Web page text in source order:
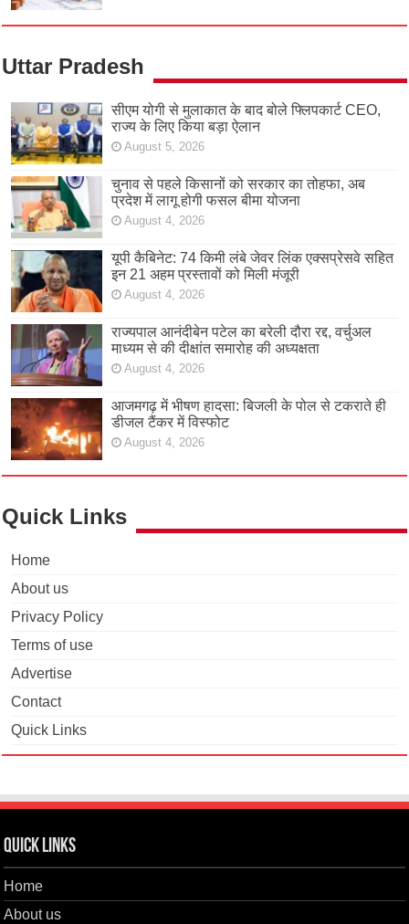
Uttar Pradesh
सीएम योगी से मुलाकात के बाद बोले फ्लिपकार्ट CEO,
राज्य के लिए किया बड़ा ऐलान
August 5, 2026
चुनाव से पहले किसानों को सरकार का तोहफा, अब
प्रदेश में लागू होगी फसल बीमा योजना
August 4, 2026
यूपी कैबिनेट: 74 किमी लंबे जेवर लिंक एक्सप्रेसवे सहित
इन 21 अहम प्रस्तावों को मिली मंजूरी
August 4, 2026
राज्यपाल आनंदीबेन पटेल का बरेली दौरा रद्द, वर्चुअल
माध्यम से की दीक्षांत समारोह की अध्यक्षता
August 4, 2026
आजमगढ़ में भीषण हादसा: बिजली के पोल से टकराते ही
डीजल टैंकर में विस्फोट
August 4, 2026
Quick Links
Home
About us
Privacy Policy
Terms of use
Advertise
Contact
Quick Links
Quick Links
Home
About us